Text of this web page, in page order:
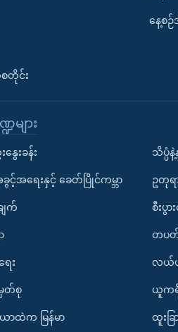
တိုင်း
နေ့စ
ျား
ေးခန်း
င့်အရေးနှင့် ခေတ်ပြိုင်ကမ္ဘာ
က်
း
တ်စု
ာထဲက မြန်မာ
သိပ္ပံ
ဥတုရ
စီးပွာ
တပတ်
လယ်ယ
ယူကရိ
ထူးခြ